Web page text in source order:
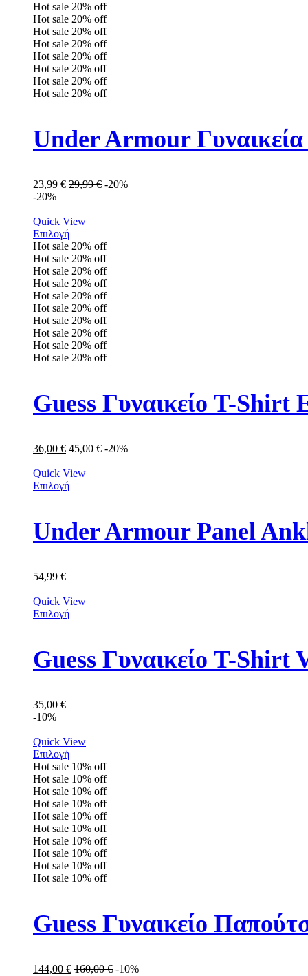
Hot sale 20% off
Hot sale 20% off
Hot sale 20% off
Hot sale 20% off
Hot sale 20% off
Hot sale 20% off
Hot sale 20% off
Hot sale 20% off
Under Armour
23,99 € 29,99€ -20%
-20%
Quick View
Επιλογή
Hot sale 20% off
Hot sale 20% off
Hot sale 20% off
Hot sale 20% off
Hot sale 20% off
Hot sale 20% off
Hot sale 20% off
Hot sale 20% off
Hot sale 20% off
Hot sale 20% off
Guess Γυναικείο T-
36,00 € 45,00€ -20%
Quick View
Επιλογή
Under Armour Panel
54,99 €
Quick View
Επιλογή
Guess Γυναικείο T-
35,00 €
-10%
Quick View
Επιλογή
Hot sale 10% off
Hot sale 10% off
Hot sale 10% off
Hot sale 10% off
Hot sale 10% off
Hot sale 10% off
Hot sale 10% off
Hot sale 10% off
Hot sale 10% off
Hot sale 10% off
Guess Γυναικείο
144,00 € 160,00€ -10%